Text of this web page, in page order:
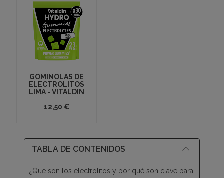
GOMINOLAS DE
ELECTROLITOS
LIMA - VITALDIN
12,50 €
TABLA DE CONTENIDOS
¿Qué son los electrolitos y por qué son clave para